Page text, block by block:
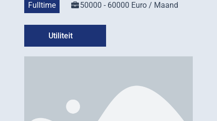
Fulltime 50000 - 60000 Euro / Maand
Utiliteit